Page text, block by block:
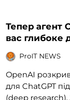
Тепер агент
вас глибоке
ProIT NEWS
OpenAI
для ChatGPT
(deep